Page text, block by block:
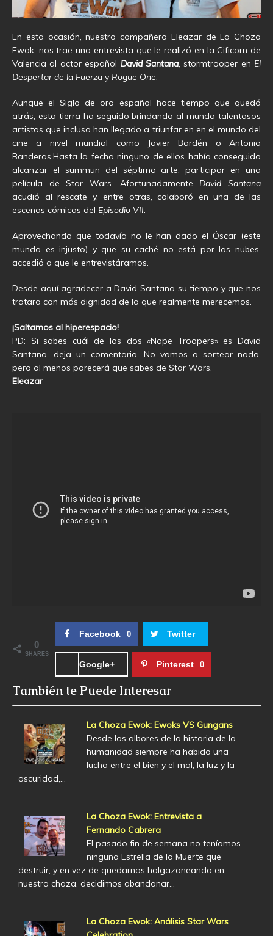
En esta ocasión, nuestro compañero Eleazar de La Choza
Ewok, nos trae una entrevista que le realizó en la Cificom de
Valencia al actor español David Santana, stormtrooper en El
Despertar de la Fuerza y Rogue One.
Aunque el Siglo de oro español hace tiempo que quedó
atrás, esta tierra ha seguido brindando al mundo talentosos
artistas que incluso han llegado a triunfar en en el mundo del
cine a nivel mundial como Javier Bardén o Antonio
Banderas.Hasta la fecha ninguno de ellos había conseguido
alcanzar el summun del séptimo arte: participar en una
película de Star Wars. Afortunadamente David Santana
acudió al rescate y, entre otras, colaboró en una de las
escenas cómicas del Episodio VII.
Aprovechando que todavía no le han dado el Óscar (este
mundo es injusto) y que su caché no está por las nubes,
accedió a que le entrevistáramos.
Desde aquí agradecer a David Santana su tiempo y que nos
tratara con más dignidad de la que realmente merecemos.
¡Saltamos al hiperespacio!
PD: Si sabes cuál de los dos «Nope Troopers» es David
Santana, deja un comentario. No vamos a sortear nada,
pero al menos parecerá que sabes de Star Wars.
Eleazar
0
SHARES
Facebook 0 Twitter
Google+ Pinterest 0
También te Puede Interesar
La Choza Ewok: Ewoks VS Gungans
Desde los albores de la historia de la
humanidad siempre ha habido una
lucha entre el bien y el mal, la luz y la
oscuridad,…
La Choza Ewok: Entrevista a
Fernando Cabrera
El pasado fin de semana no teníamos
ninguna Estrella de la Muerte que
destruir, y en vez de quedarnos holgazaneando en
nuestra choza, decidimos abandonar…
La Choza Ewok: Análisis Star Wars